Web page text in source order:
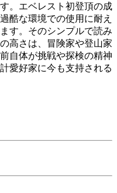
。エベレスト初登頂の成
酷な環境での使用に耐え
す。そのシンプルで読み
高さは、冒険家や登山家
自体が挑戦や探検の精神
愛好家に今も支持される